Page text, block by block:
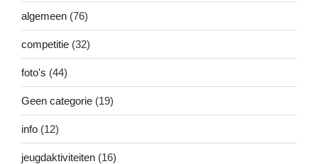
algemeen (76)
competitie (32)
foto's (44)
Geen categorie (19)
info (12)
jeugdaktiviteiten (16)